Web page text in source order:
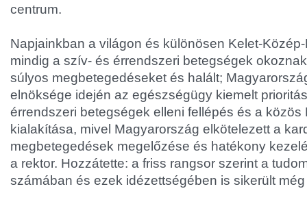
centrum.
Napjainkban a világon és különösen Kelet-
mindig a szív- és érrendszeri betegségek
súlyos megbetegedéseket és halált;
elnöksége idején az egészségügy kiemelt
érrendszeri betegségek elleni fellépés és a közös
kialakítása, mivel Magyarország elkötelezett a
megbetegedések megelőzése és hatékony
a rektor. Hozzátette: a friss rangsor szerint a
számában és ezek idézettségében is sikerült